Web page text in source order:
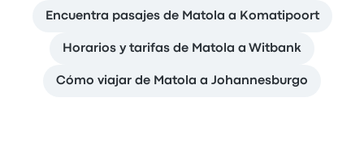
Encuentra pasajes de Matola a Komatipoort
Horarios y tarifas de Matola a Witbank
Cómo viajar de Matola a Johannesburgo